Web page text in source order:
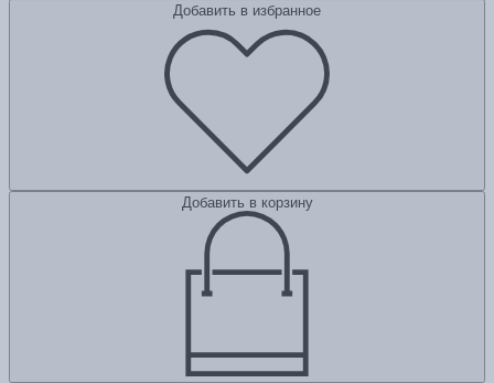
Добавить в избранное
Добавить в корзину